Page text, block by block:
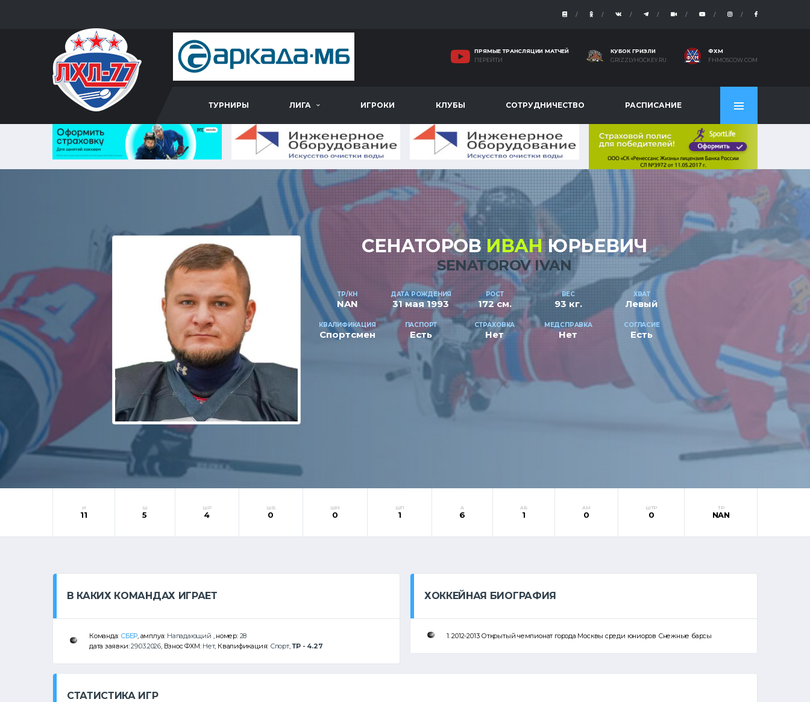
ПРЯМЫЕ ТРАНСЛЯЦИИ МАТЧЕЙ
ПЕРЕЙТИ
КУБОК ГРИЗЛИ
GRIZZLYHOCKEY.RU
ФХМ
FHMOSCOW.COM
ТУРНИРЫ ЛИГА ИГРОКИ КЛУБЫ СОТРУДНИЧЕСТВО РАСПИСАНИЕ
СЕНАТОРОВИВАНЮРЬЕВИЧ
SENATOROV IVAN
ТР/КН
NAN
ДАТА РОЖДЕНИЯ
31 мая 1993
РОСТ
172 см.
ВЕС
93 кг.
ХВАТ
Левый
КВАЛИФИКАЦИЯ
Спортсмен
ПАСПОРТ
Есть
СТРАХОВКА
Нет
МЕДСПРАВКА
Нет
СОГЛАСИЕ
Есть
И
11
Ш
5
ШР
4
ШБ
0
ШМ
0
ШП
1
А
6
АБ
1
АМ
0
ШТР
0
ТР
NAN
В КАКИХ КОМАНДАХ ИГРАЕТ
Команда: СБЕР , амплуа: Нападающий , номер: 28
дата заявки:29.03.2026, Взнос ФХМ: Нет, Квалификация: Спорт,ТР - 4.27
ХОККЕЙНАЯ БИОГРАФИЯ
1. 2012-2013 Открытый чемпионат города Москвы среди юниоров Снежные барсы
СТАТИСТИКА ИГР